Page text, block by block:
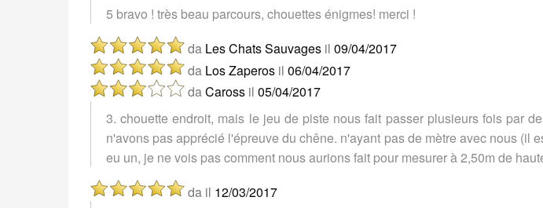
5 bravo ! très beau parcours, chouettes énigmes! merci !
da Les Chats Sauvages il 09/04/2017
da Los Zaperos il 06/04/2017
daCaross il 05/04/2017
3. chouette endroit, mais le jeu de piste nous fait passer plusieurs fois par
n'avons pas apprécié l'épreuve du chêne. n'ayant pas de mètre avec nous
eu un, je ne vois pas comment nous aurions fait pour mesurer à 2,50m de
da il 12/03/2017